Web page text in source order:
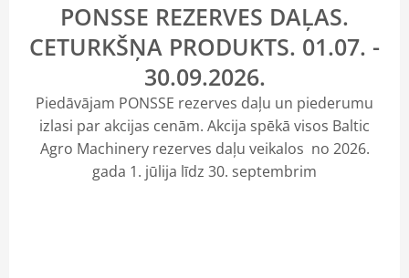
PONSSE REZERVES DAĻAS.
CETURKŠŅA PRODUKTS. 01.07. -
30.09.2026.
Piedāvājam PONSSE rezerves daļu un piederumu
izlasi par akcijas cenām. Akcija spēkā visos Baltic
Agro Machinery rezerves daļu veikalos no 2026.
gada 1. jūlija līdz 30. septembrim
Meža tehnika
Lietota tehnika
Serviss un rezerves daļas
AKCIJAS